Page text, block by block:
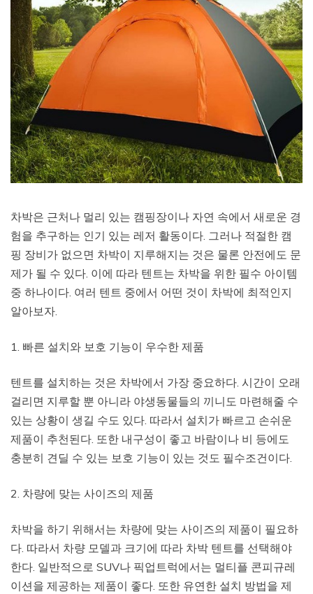
차박은 근처나 멀리 있는 캠핑장이나 자연 속에서 새로운 경
험을 추구하는 인기 있는 레저 활동이다. 그러나 적절한 캠
핑 장비가 없으면 차박이 지루해지는 것은 물론 안전에도 문
제가 될 수 있다. 이에 따라 텐트는 차박을 위한 필수 아이템
중 하나이다. 여러 텐트 중에서 어떤 것이 차박에 최적인지
알아보자.
1. 빠른 설치와 보호 기능이 우수한 제품
텐트를 설치하는 것은 차박에서 가장 중요하다. 시간이 오래
걸리면 지루할 뿐 아니라 야생동물들의 끼니도 마련해줄 수
있는 상황이 생길 수도 있다. 따라서 설치가 빠르고 손쉬운
제품이 추천된다. 또한 내구성이 좋고 바람이나 비 등에도
충분히 견딜 수 있는 보호 기능이 있는 것도 필수조건이다.
2. 차량에 맞는 사이즈의 제품
차박을 하기 위해서는 차량에 맞는 사이즈의 제품이 필요하
다. 따라서 차량 모델과 크기에 따라 차박 텐트를 선택해야
한다. 일반적으로 SUV나 픽업트럭에서는 멀티플 콘피규레
이션을 제공하는 제품이 좋다. 또한 유연한 설치 방법을 제